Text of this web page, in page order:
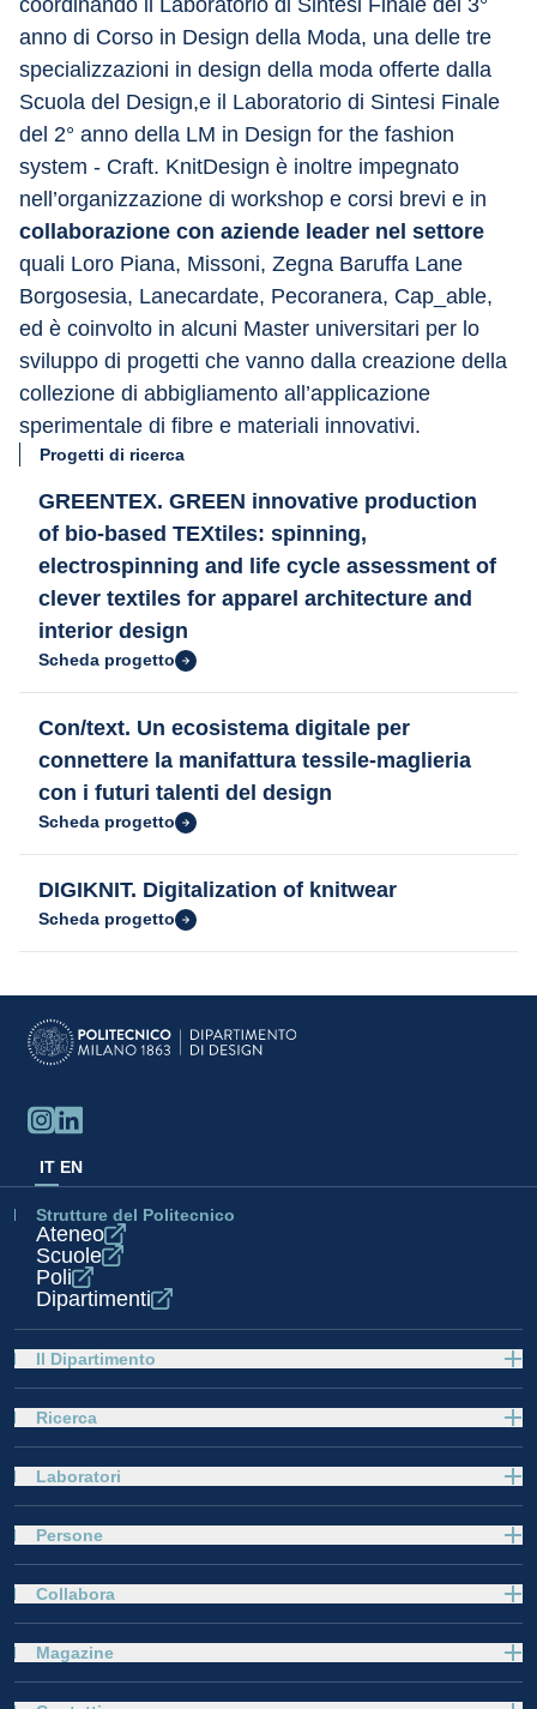
coordinando il Laboratorio di Sintesi Finale del 3°
anno di Corso in Design della Moda, una delle tre
specializzazioni in design della moda offerte dalla
Scuola del Design,e il Laboratorio di Sintesi Finale
del 2° anno della LM in Design for the fashion
system - Craft. KnitDesign è inoltre impegnato
nell’organizzazione di workshop e corsi brevi e in
collaborazione con aziende leader nel settore
quali Loro Piana, Missoni, Zegna Baruffa Lane
Borgosesia, Lanecardate, Pecoranera, Cap_able,
ed è coinvolto in alcuni Master universitari per lo
sviluppo di progetti che vanno dalla creazione della
collezione di abbigliamento all’applicazione
sperimentale di fibre e materiali innovativi.
Progetti di ricerca
GREENTEX. GREEN innovative production
of bio-based TEXtiles: spinning,
electrospinning and life cycle assessment of
clever textiles for apparel architecture and
interior design
Scheda progetto
Con/text. Un ecosistema digitale per
connettere la manifattura tessile-maglieria
con i futuri talenti del design
Scheda progetto
DIGIKNIT. Digitalization of knitwear
Scheda progetto
IT EN
Strutture del Politecnico
Ateneo
Scuole
Poli
Dipartimenti
Il Dipartimento
Ricerca
Laboratori
Persone
Collabora
Magazine